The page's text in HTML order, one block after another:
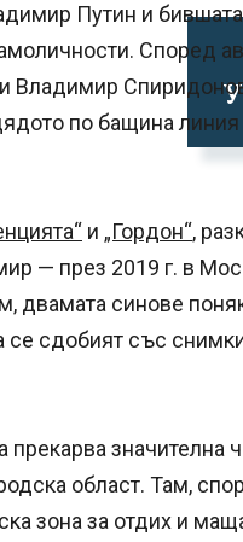
Путин и
Според
Владимир
по бащина
и „Гордон“,
— през 2019 г. в
двамата синове
сдобият със
значителна
област. Там,
зона за отдих и